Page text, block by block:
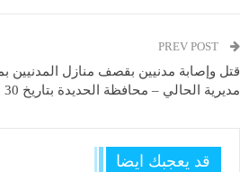
PREV POST
مديرية الحالي – محافظة الحديدة بتاريخ 30 نوفمبر 2018
قد يعجبك ايضا